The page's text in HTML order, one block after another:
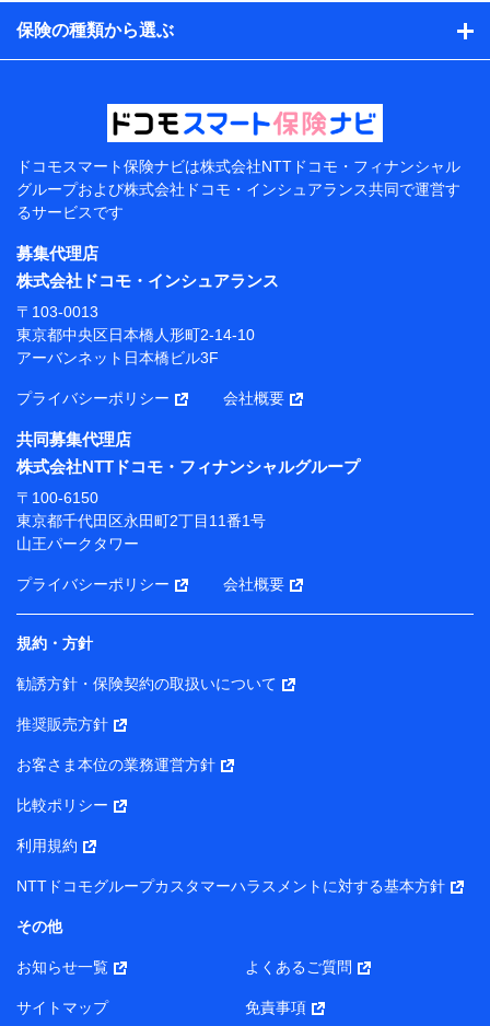
的、保険商品の内容、保険料、保険料のお支払方法、車
のメーカーや走行距離などの情報、建物の構造や築年数
などの情報、ペットの種類や年齢などの情報などが含ま
提供当事者から受領当事者が個人データを取得する方法
電子的・電磁的方法等
【共同して利用する者の範囲】
当社
株式会社NTTドコモ・フィナンシャルグループ
【利用目的】
当社または株式会社NTTドコモ・フィナンシャルグルー
プが提供する保険関連サービスにおけるユーザー登録受
付および管理のため
当社または株式会社NTTドコモ・フィナンシャルグルー
携会社の保険その他に関する情報を提供するため、また
維持管理等の委託業務遂行のため、またそれらに付帯、
関連する当社または株式会社NTTドコモ・フィナンシャ
ルグループおよび提携会社のサービスを案内、提供する
ため
（各サービスで取得したサービス利用履歴、ウェブサイ
トの閲覧履歴、購買履歴、ご契約内容等のパーソナルデ
ータを分析して、お客さまの趣味・嗜好・傾向に応じた
サービス・商品等に関するご提案や広告の配信等を行う
ことがあります。）
各種セミナーの開催のため
コンサルティングサービスの実施のため
アンケートやキャンペーン等の実施のため
上記に係る案内・手続き・管理等付帯業務を行うため
所・代表者名】
り）
株式会社NTTドコモ・フィナンシャルグループ 代表取締役
社長 廣井 孝史
東京都中央区日本橋人形町2-14-10 アーバンネット日本橋
株式会社ドコモ・インシュアランス 代表取締役社長 吉
村 忠義
保険の種類から選ぶ
ドコモスマート保険ナビは株式会社NTTドコモ・フィナンシャル
グループおよび株式会社ドコモ・インシュアランス共同で運営す
るサービスです
募集代理店
株式会社ドコモ・インシュアランス
〒103-0013
東京都中央区日本橋人形町2-14-10
アーバンネット日本橋ビル3F
プライバシーポリシー 会社概要
共同募集代理店
株式会社NTTドコモ・フィナンシャルグループ
〒100-6150
東京都千代田区永田町2丁目11番1号
山王パークタワー
プライバシーポリシー 会社概要
規約・方針
勧誘方針・保険契約の取扱いについて
推奨販売方針
お客さま本位の業務運営方針
比較ポリシー
利用規約
NTTドコモグループカスタマーハラスメントに対する基本方針
その他
お知らせ一覧 よくあるご質問
サイトマップ 免責事項